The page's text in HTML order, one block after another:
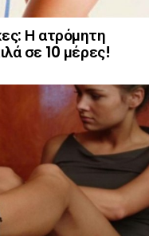
Η ατρόμητη
σε 10 μέρες!